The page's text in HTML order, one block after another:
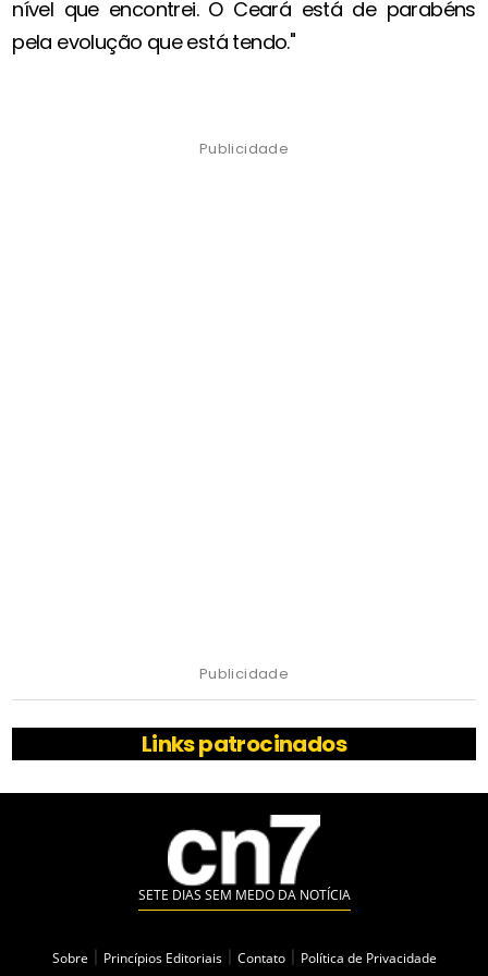
nível que encontrei. O Ceará está de parabéns
pela evolução que está tendo."
Publicidade
Publicidade
Links patrocinados
SETE DIAS SEM MEDO DA NOTÍCIA
Sobre Princípios Editoriais Contato
Política de Privacidade